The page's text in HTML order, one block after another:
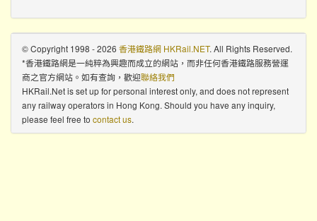
© Copyright 1998 - 2026 香港鐵路網 HKRail.NET. All Rights Reserved.
*香港鐵路網是一純粹為興趣而成立的網站，而非任何香港鐵路服務營運
商之官方網站。如有查詢，歡迎聯絡我們
HKRail.Net is set up for personal interest only, and does not represent
any railway operators in Hong Kong. Should you have any inquiry,
please feel free to contact us.